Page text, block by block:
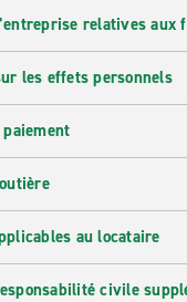
relatives
les effets personnels
au locataire
civile